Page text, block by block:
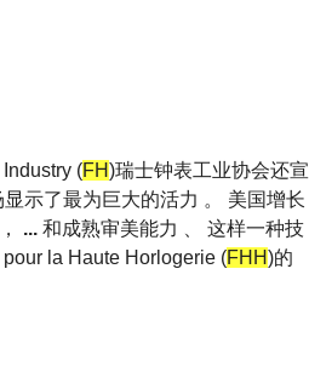
(FH)瑞士钟表工业协会还宣
示了最为巨大的活力 。 美国增长
... 和成熟审美能力 、 这样一种技
la Haute Horlogerie (FHH)的